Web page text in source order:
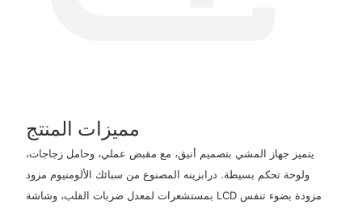
مميزات المنتج
يتميز جهاز المشي بتصميم أنيق، مع مقبض عملي، وحامل زجاجات،
ولوحة تحكم بسيطة. درابزينه المصنوع من سبائك الألومنيوم مزود
بمستشعرات لمعدل ضربات القلب، وشاشة LCD مزودة بضوء تنفس